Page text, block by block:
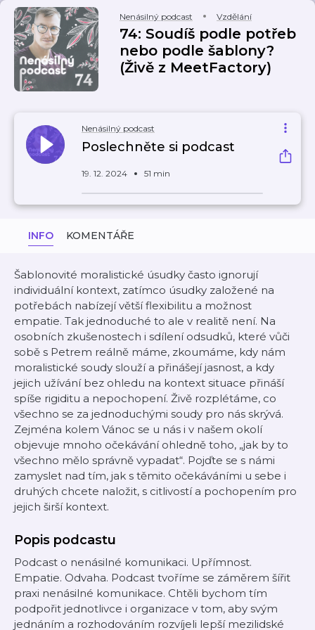
Nenásilný podcast Vzdělání
74: Soudíš podle potřeb
nebo podle šablony?
(Živě z MeetFactory)
Nenásilný podcast
Poslechněte si podcast
19. 12. 2024 51 min
INFO KOMENTÁŘE
Šablonovité moralistické úsudky často ignorují
individuální kontext, zatímco úsudky založené na
potřebách nabízejí větší flexibilitu a možnost
empatie. Tak jednoduché to ale v realitě není. Na
osobních zkušenostech i sdílení odsudků, které vůči
sobě s Petrem reálně máme, zkoumáme, kdy nám
moralistické soudy slouží a přinášejí jasnost, a kdy
jejich užívání bez ohledu na kontext situace přináší
spíše rigiditu a nepochopení. Živě rozplétáme, co
všechno se za jednoduchými soudy pro nás skrývá.
Zejména kolem Vánoc se u nás i v našem okolí
objevuje mnoho očekávání ohledně toho, „jak by to
všechno mělo správně vypadat“. Pojďte se s námi
zamyslet nad tím, jak s těmito očekáváními u sebe i
druhých chcete naložit, s citlivostí a pochopením pro
jejich širší kontext.
Popis podcastu
Podcast o nenásilné komunikaci. Upřímnost.
Empatie. Odvaha. Podcast tvoříme se záměrem šířit
praxi nenásilné komunikace. Chtěli bychom tím
podpořit jednotlivce i organizace v tom, aby svým
jednáním a rozhodováním rozvíjeli lepší mezilidské